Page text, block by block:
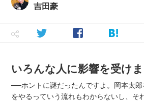
吉田豪
いろんな人に影響を受け
──ホントに謎だったんですよ。岡本太郎
をやるっていう流れもわからないし、そ